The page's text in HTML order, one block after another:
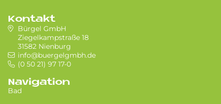
Kontakt
Bürgel GmbH
Ziegelkampstraße 18
31582 Nienburg
info@buergelgmbh.de
(0 50 21) 97 17-0
Navigation
Bad